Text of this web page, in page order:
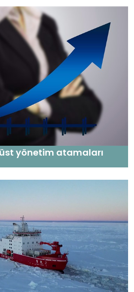
yönetim atamaları